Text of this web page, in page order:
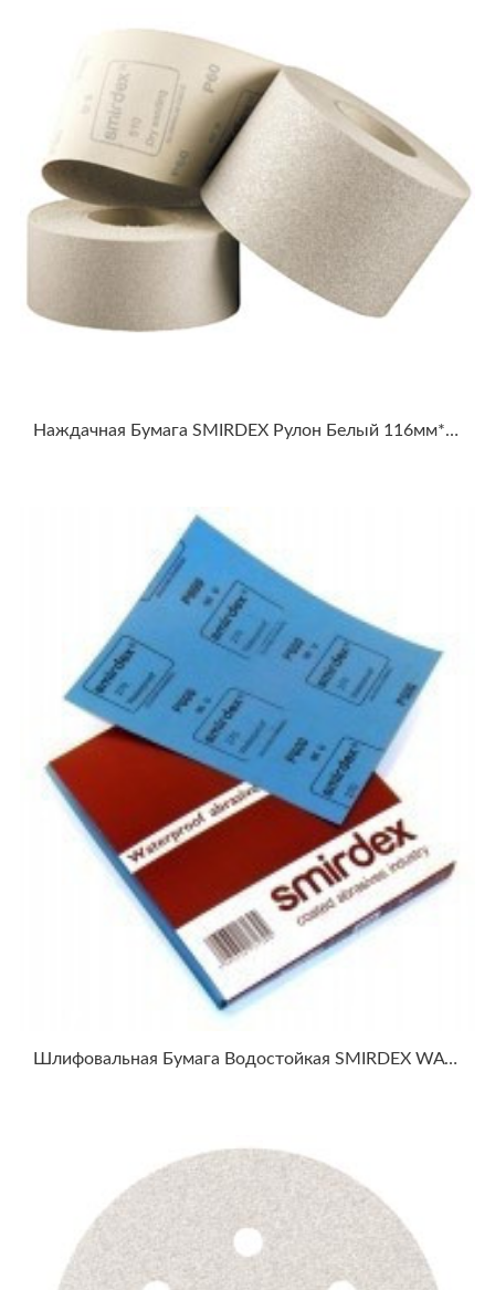
Наждачная Бумага SMIRDEX Рулон Белый 116мм*1-50м WHITE DRY SANTING LINE 510
Шлифовальная Бумага Водостойкая SMIRDEX WATERPROOF ABRASIVE PAPER 270